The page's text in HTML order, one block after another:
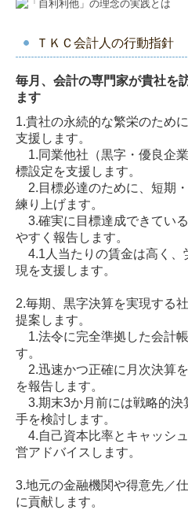
ＴＫＣ会計人の行動指針
毎月、会計の専門家が貴社を
ます
1.貴社の永続的な繁栄のため
支援します。
1.同業他社（黒字・優良企
標設定を支援します。
2.目標必達のために、短期
練り上げます。
3.確実に目標達成できてい
やすく報告します。
4.1人当たりの賃金は高く、
現を支援します。
2.毎期、黒字決算を実現する
提案します。
1.法令に完全準拠した会計
す。
2.迅速かつ正確に月次決算
を報告します。
3.期末3か月前には戦略的決
手を検討します。
4.自己資本比率とキャッシ
営アドバイスします。
3.地元の金融機関や得意先／
に貢献します。